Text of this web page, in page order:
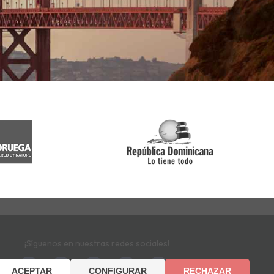
ACEPTAR CONFIGURAR RECHAZAR